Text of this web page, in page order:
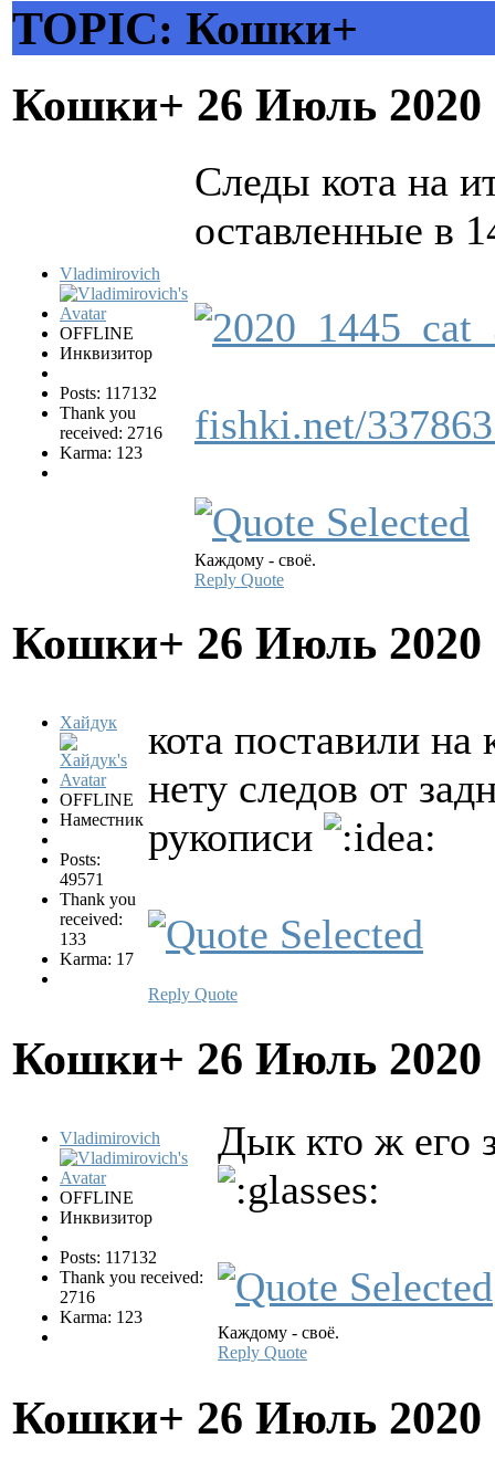
TOPIC: Кошки+
Кошки+ 26 Июль
Vladimirovich
OFFLINE
Инквизитор
Posts: 117132
Thank you
received: 2716
Karma: 123
Следы кота на
оставленные в
fishki.net/
Каждому - своё.
Reply Quote
Кошки+ 26 Июль
Хайдук
OFFLINE
Наместник
Posts:
49571
Thank you
received:
133
Karma: 17
кота поставили на
нету следов от
рукописи
Reply Quote
Кошки+ 26 Июль
Vladimirovich
OFFLINE
Инквизитор
Posts: 117132
Thank you received:
2716
Karma: 123
Дык кто ж его
Каждому - своё.
Reply Quote
Кошки+ 26 Июль